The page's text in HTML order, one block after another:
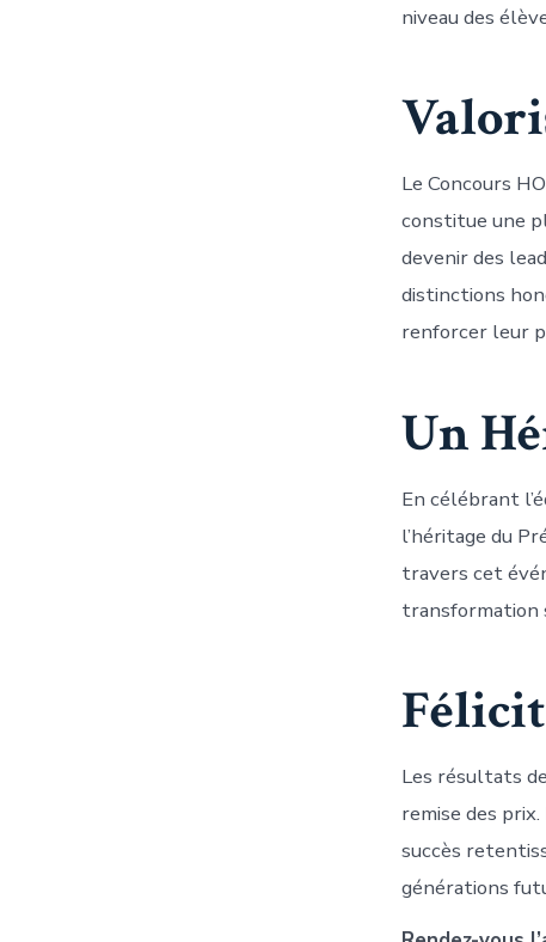
niveau des
Le Concours
constitue une
devenir des
distinctions
renforcer leur
Un
En célébrant
l’héritage du
travers cet
transformation
Les résultats
remise des
succès
générations